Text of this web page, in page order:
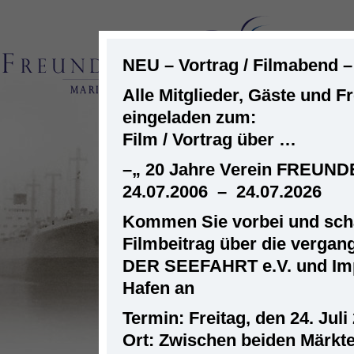
NEU – Vortrag / Filmabend
Alle Mitglieder, Gäste und
eingeladen zum:
Film / Vortrag über …
–„ 20 Jahre Verein
24.07.2006 – 24.07.2026
Kommen Sie vorbei und
Filmbeitrag über die
DER SEEFAHRT e.V. und
Hafen an
Termin: Freitag, den 24. Juli
Ort: Zwischen beiden